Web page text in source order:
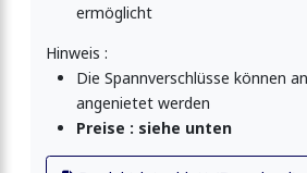
ermöglicht
Hinweis :
Die Spannverschlüsse können
angenietet werden
Preise : siehe unten